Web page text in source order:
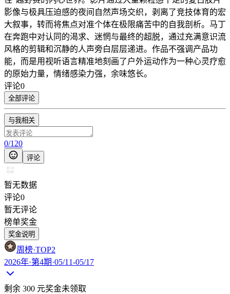
影像与极具压迫感的夜间自然声场交织，剥离了竞技体育的宏
大叙事，转而将焦点对准个体在极限痛苦中的自我剖析。马丁
在奔跑中对认同的渴求、迷惘与最终的超脱，通过充满意识流
风格的剪辑和沉静的人声旁白层层递进。作品不强调产品功
能，而是用视听语言精准地刻画了户外运动作为一种心灵疗愈
的原始力量，情绪感染力强，余味悠长。
评论0
全部评论
与我相关
0/120
评论
暂无数据
评论0
暂无评论
榜单奖金
奖金说明
周榜·TOP2
2026年·第4期·05/11-05/17
剩余 300 元奖金未领取